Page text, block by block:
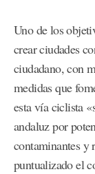
Uno de los
crear ciudades
ciudadano, con
medidas que
esta vía ciclista
andaluz por
contaminantes y
puntualizado el